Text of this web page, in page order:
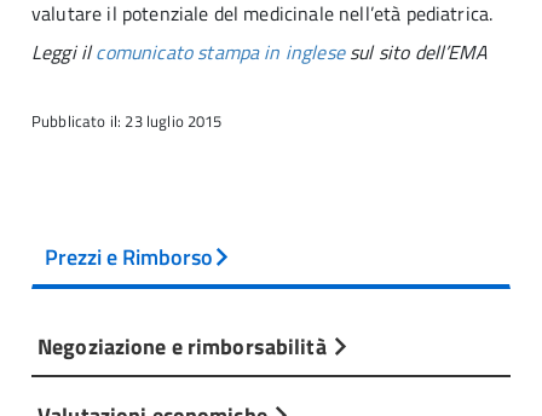
valutare il potenziale del medicinale nell’età pediatrica.
Leggi ilcomunicato stampa in inglesesul sito dell’EMA
Pubblicato il: 23 luglio 2015
Prezzi e Rimborso
Negoziazione e rimborsabilità